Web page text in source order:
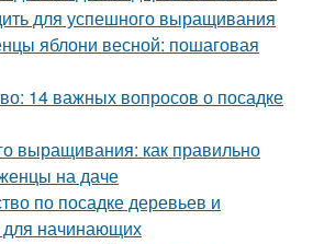
для успешного выращивания
яблони весной: пошаговая
14 важных вопросов о посадке
выращивания: как правильно
на даче
по посадке деревьев и
для начинающих